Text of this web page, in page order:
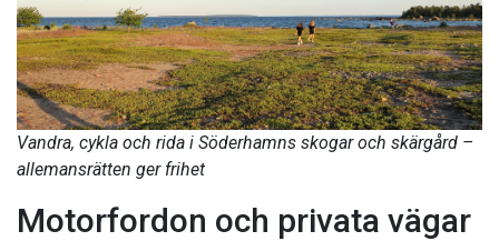
Vandra, cykla och rida i Söderhamns skogar och skärgård –
allemansrätten ger frihet
Motorfordon och privata vägar